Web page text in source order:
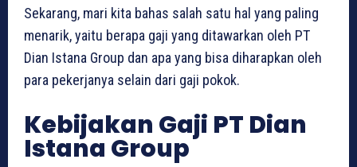
Sekarang, mari kita bahas salah satu hal yang paling
menarik, yaitu berapa gaji yang ditawarkan oleh PT
Dian Istana Group dan apa yang bisa diharapkan oleh
para pekerjanya selain dari gaji pokok.
Kebijakan Gaji PT Dian
Istana Group